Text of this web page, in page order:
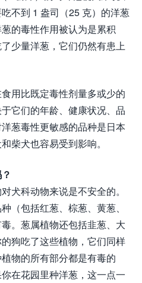
不到 1 盎司（25 克）的洋葱
的毒性作用被认为是累积
少量洋葱，它们仍然有患上
用比既定毒性剂量多或少的
它们的年龄、健康状况、品
葱毒性更敏感的品种是日本
柴犬也容易受到影响。
犬科动物来说是不安全的。
（包括红葱、棕葱、黄葱、
。葱属植物还包括韭葱、大
狗吃了这些植物，它们同样
物的所有部分都是有毒的
在花园里种洋葱，这一点一